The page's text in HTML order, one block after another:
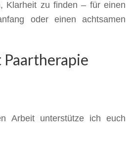
Klarheit zu finden – für einen
oder einen achtsamen
Arbeit unterstütze ich euch